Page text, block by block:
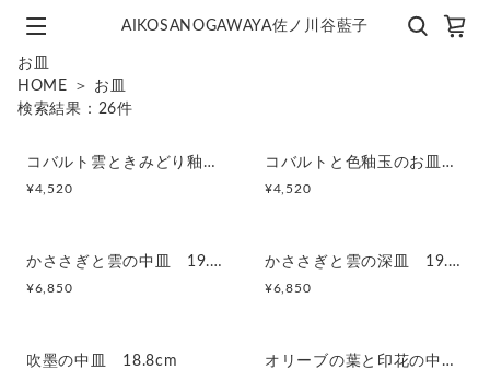
AIKOSANOGAWAYA佐ノ川谷藍子
お皿
HOME ＞ お皿
検索結果： 26件
コバルト雲ときみどり釉の中皿 18.5cm
¥4,520
コバルトと色釉玉のお皿 18.7cm
¥4,520
かささぎと雲の中皿 19.5cm
¥6,850
かささぎと雲の深皿 19.8cm
¥6,850
吹墨の中皿 18.8cm オリーブの葉と印花の中皿 18.5cm